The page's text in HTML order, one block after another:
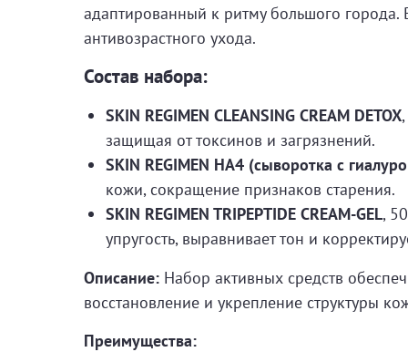
адаптированный к ритму большого города.
антивозрастного ухода.
Состав набора:
SKIN REGIMEN CLEANSING CREAM DETOX
защищая от токсинов и загрязнений.
SKIN REGIMEN HA4 (сыворотка с
кожи, сокращение признаков старения.
SKIN REGIMEN TRIPEPTIDE CREAM-GEL,
упругость, выравнивает тон и
Описание: Набор активных средств
восстановление и укрепление структуры
Преимущества: